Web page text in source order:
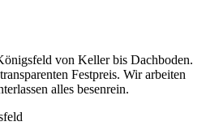
von Keller bis Dachboden.
Festpreis. Wir arbeiten
alles besenrein.